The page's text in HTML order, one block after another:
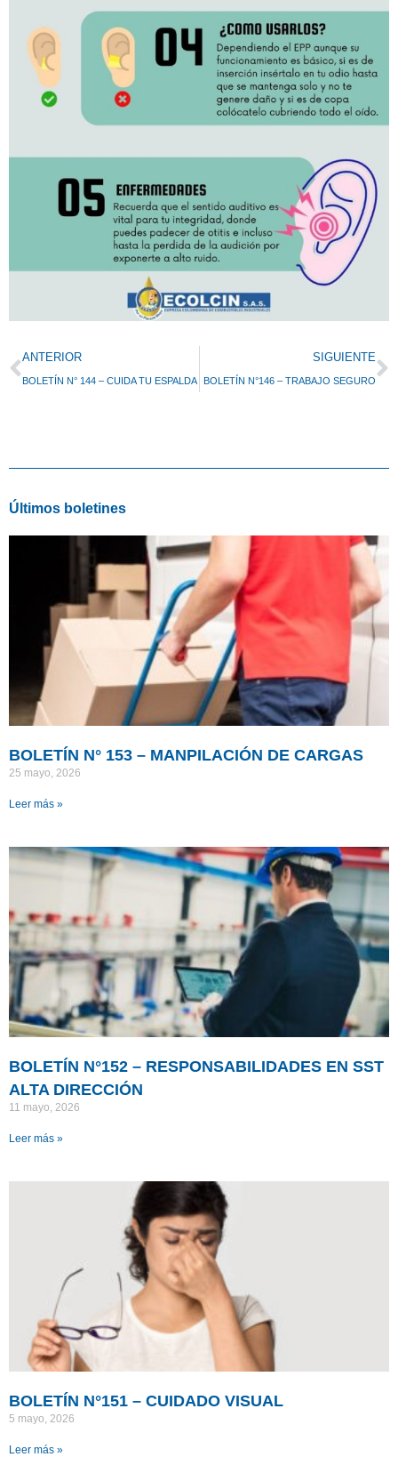
Prev
ANTERIOR
BOLETÍN N° 144 – CUIDA TU ESPALDA
SIGUIENTE
BOLETÍN N°146 – TRABAJO SEGURO
Últimos boletines
BOLETÍN N° 153 – MANPILACIÓN DE CARGAS
25 mayo, 2026
Leer más »
BOLETÍN N°152 – RESPONSABILIDADES EN SST
ALTA DIRECCIÓN
11 mayo, 2026
Leer más »
BOLETÍN N°151 – CUIDADO VISUAL
5 mayo, 2026
Leer más »